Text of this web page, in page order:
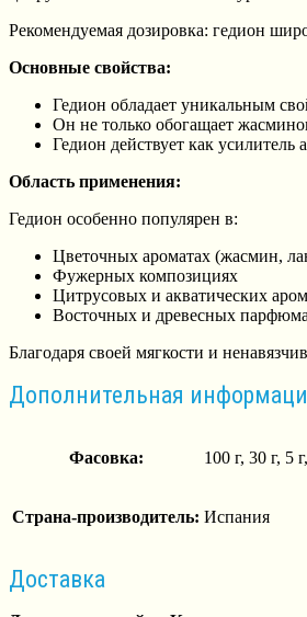
Рекомендуемая дозировка: гедион
Основные свойства:
Гедион обладает уникальным
Он не только обогащает
Гедион действует как усилитель
Область применения:
Гедион особенно популярен в:
Цветочных ароматах (жасмин,
Фужерных композициях
Цитрусовых и акватических
Восточных и древесных
Благодаря своей мягкости и
Дополнительная
Фасовка: 100 г, 30 г, 5
Страна-производитель: Испания
Доставка